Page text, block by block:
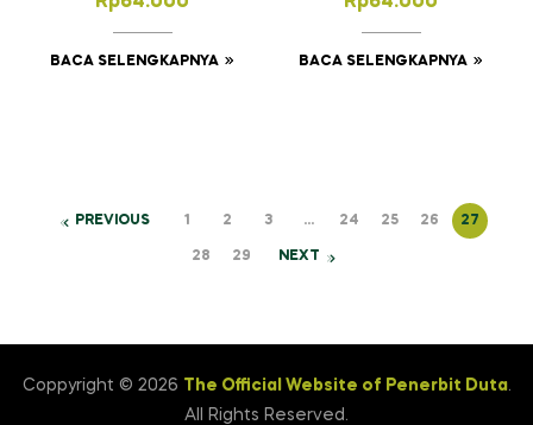
BACA SELENGKAPNYA BACA SELENGKAPNYA
PREVIOUS 1 2 3 … 24 25 26 27
28 29 NEXT
Coppyright © 2026 The Official Website of Penerbit Duta.
All Rights Reserved.